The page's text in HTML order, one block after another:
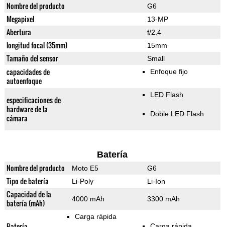
Nombre del producto G6
Megapixel 13-MP
Abertura f/2.4
longitud focal (35mm) 15mm
Tamaño del sensor Small
capacidades de
autoenfoque
Enfoque fijo
especificaciones de
hardware de la
cámara
LED Flash
Doble LED Flash
Batería
Nombre del producto Moto E5 G6
Tipo de batería Li-Poly Li-Ion
Capacidad de la
batería (mAh)
4000 mAh 3300 mAh
Carga rápida